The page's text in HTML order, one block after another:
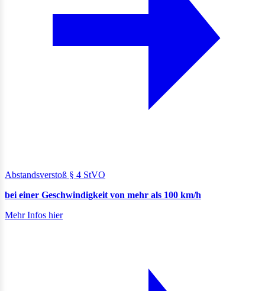
Abstandsverstoß § 4 StVO
bei einer Geschwindigkeit von mehr als 100 km/h
Mehr Infos hier